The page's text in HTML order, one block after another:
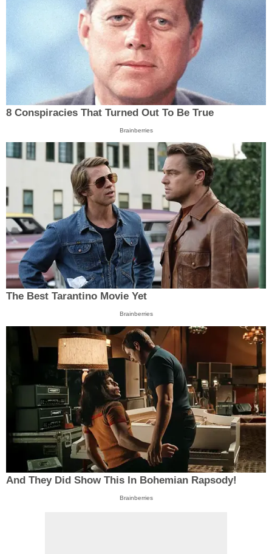
8 Conspiracies That Turned Out To Be True
Brainberries
The Best Tarantino Movie Yet
Brainberries
And They Did Show This In Bohemian Rapsody!
Brainberries